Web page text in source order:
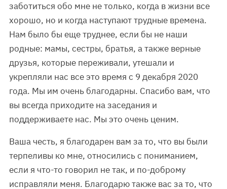
заботиться обо мне не только, когда в жизни все
хорошо, но и когда наступают трудные времена.
Нам было бы еще труднее, если бы не наши
родные: мамы, сестры, братья, а также верные
друзья, которые переживали, утешали и
укрепляли нас все это время с 9 декабря 2020
года. Мы им очень благодарны. Спасибо вам, что
вы всегда приходите на заседания и
поддерживаете нас. Мы это очень ценим.
Ваша честь, я благодарен вам за то, что вы были
терпеливы ко мне, относились с пониманием,
если я что-то говорил не так, и по-доброму
исправляли меня. Благодарю также вас за то, что